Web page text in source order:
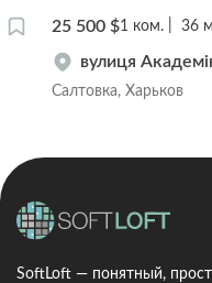
25 500 $1 ком. 36 м
вулиця
Салтовка, Харьков
SoftLoft — понятный,